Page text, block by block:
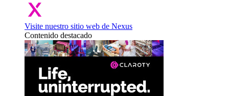
Visite nuestro sitio web de Nexus
Contenido destacado